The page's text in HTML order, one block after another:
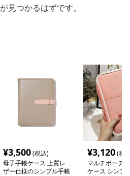
見つかるはずです。
¥3,500(税込)
母子手帳ケース 上質レ
ザー仕様のシンプル手帳
¥3,120(税
マルチポーチ
ケース シンプ